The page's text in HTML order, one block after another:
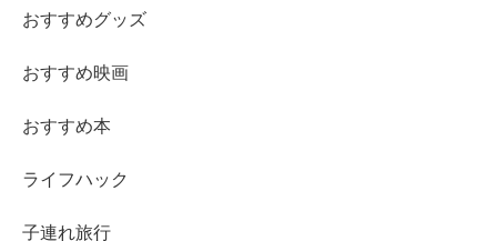
おすすめグッズ
おすすめ映画
おすすめ本
ライフハック
子連れ旅行